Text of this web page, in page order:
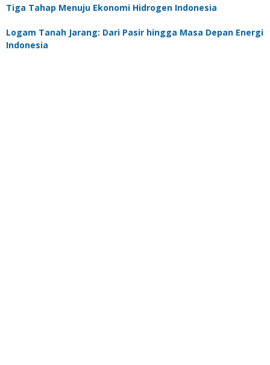
Tiga Tahap Menuju Ekonomi Hidrogen Indonesia
Logam Tanah Jarang: Dari Pasir hingga Masa Depan Energi
Indonesia